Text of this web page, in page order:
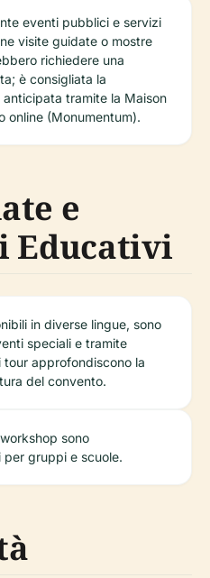
eventi pubblici e servizi
visite guidate o mostre
richiedere una
è consigliata la
anticipata tramite la Maison
online (Monumentum).
e
Educativi
in diverse lingue, sono
speciali e tramite
approfondiscono la
del convento.
sono
gruppi e scuole.